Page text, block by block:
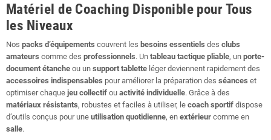
Matériel de Coaching Disponible pour Tous
les Niveaux
Nos packs d’équipements couvrent les besoins essentiels des clubs
amateurs comme des professionnels. Un tableau tactique pliable, un porte-
document étanche ou un support tablette léger deviennent rapidement des
accessoires indispensables pour améliorer la préparation des séances et
optimiser chaque jeu collectif ou activité individuelle. Grâce à des
matériaux résistants, robustes et faciles à utiliser, le coach sportif dispose
d’outils conçus pour une utilisation quotidienne, en extérieur comme en
salle.